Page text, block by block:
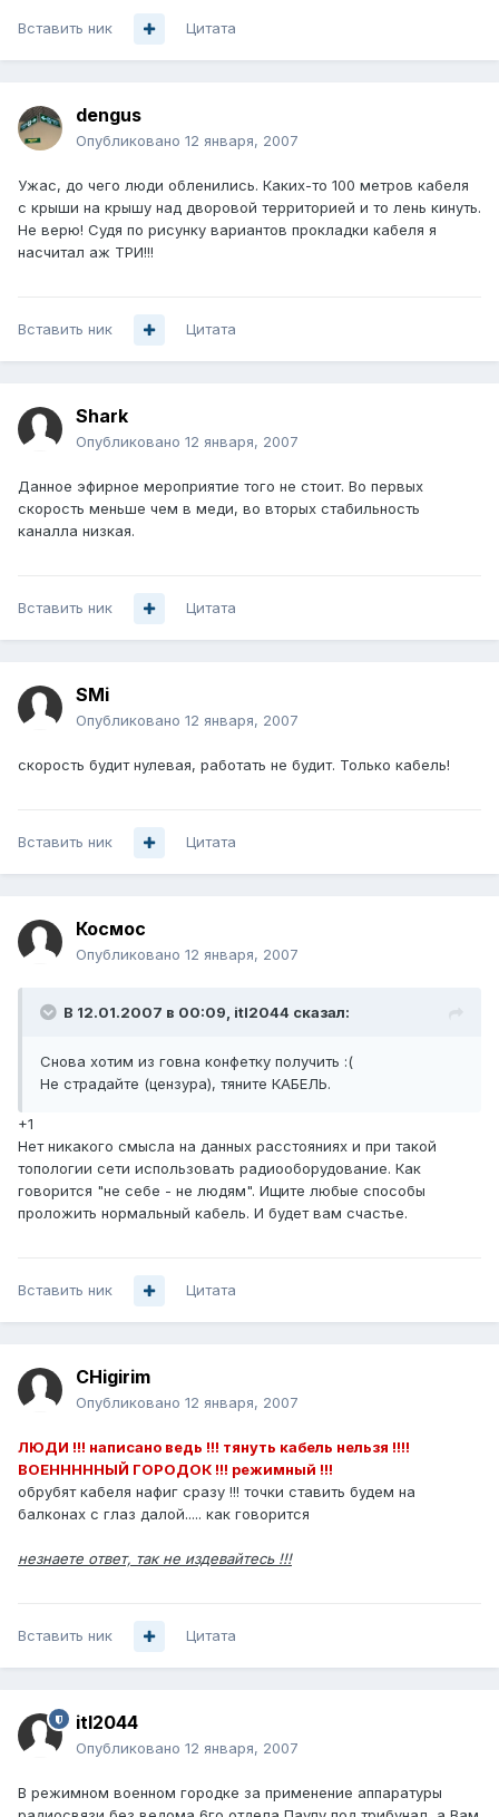
Вставить ник Цитата
dengus
Опубликовано 12 января, 2007
Ужас, до чего люди обленились. Каких-то 100 метров кабеля
с крыши на крышу над дворовой территорией и то лень кинуть.
Не верю! Судя по рисунку вариантов прокладки кабеля я
насчитал аж ТРИ!!!
Вставить ник Цитата
Shark
Опубликовано 12 января, 2007
Данное эфирное мероприятие того не стоит. Во первых
скорость меньше чем в меди, во вторых стабильность
каналла низкая.
Вставить ник Цитата
SMi
Опубликовано 12 января, 2007
скорость будит нулевая, работать не будит. Только кабель!
Вставить ник Цитата
Космос
Опубликовано 12 января, 2007
В 12.01.2007 в 00:09, itl2044 сказал:
Снова хотим из говна конфетку получить :(
Не страдайте (цензура), тяните КАБЕЛЬ.
+1
Нет никакого смысла на данных расстояниях и при такой
топологии сети использовать радиооборудование. Как
говорится "не себе - не людям". Ищите любые способы
проложить нормальный кабель. И будет вам счастье.
Вставить ник Цитата
CHigirim
Опубликовано 12 января, 2007
ЛЮДИ !!! написано ведь !!! тянуть кабель нельзя !!!!
ВОЕНННННЫЙ ГОРОДОК !!! режимный !!!
обрубят кабеля нафиг сразу !!! точки ставить будем на
балконах с глаз далой..... как говорится
незнаете ответ, так не издевайтесь !!!
Вставить ник Цитата
itl2044
Опубликовано 12 января, 2007
В режимном военном городке за применение аппаратуры